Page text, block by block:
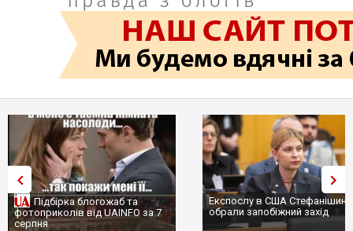
Підбірка блогожаб та
фотоприколів від UAINFO за 7
серпня
Експослу в США
обрали запобіжний захід